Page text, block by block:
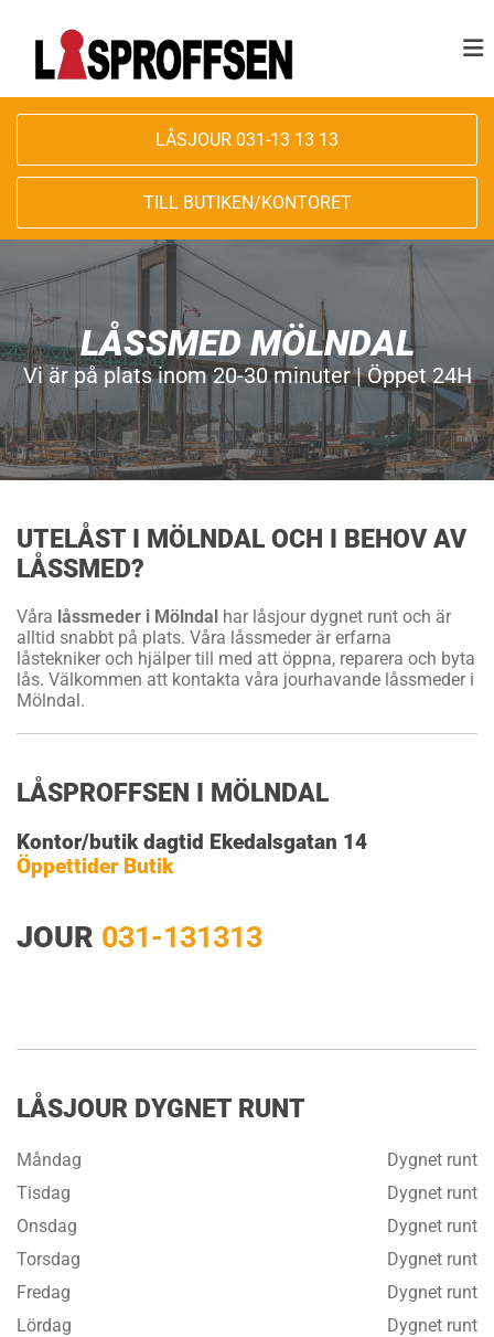
LÅSJOUR 031-13 13 13
TILL BUTIKEN/KONTORET
LÅSSMED MÖLNDAL
Vi är på plats inom 20-30 minuter | Öppet 24H
UTELÅST I MÖLNDAL OCH I BEHOV AV
LÅSSMED?
Våra låssmeder i Mölndal har låsjour dygnet runt och är
alltid snabbt på plats. Våra låssmeder är erfarna
låstekniker och hjälper till med att öppna, reparera och byta
lås. Välkommen att kontakta våra jourhavande låssmeder i
Mölndal.
LÅSPROFFSEN I MÖLNDAL
Kontor/butik dagtid Ekedalsgatan 14
Öppettider Butik
JOUR 031-131313
LÅSJOUR DYGNET RUNT
Måndag
Dygnet runt
Tisdag
Dygnet runt
Onsdag
Dygnet runt
Torsdag
Dygnet runt
Fredag
Dygnet runt
Lördag
Dygnet runt